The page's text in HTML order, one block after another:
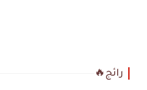
رائج🔥